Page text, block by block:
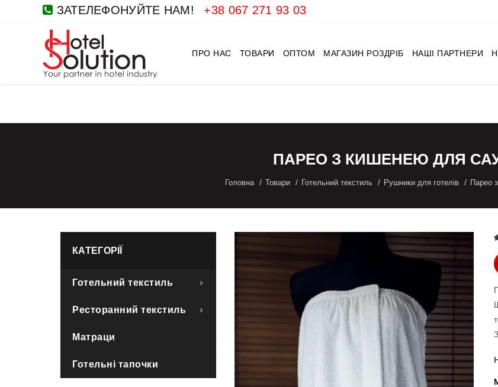
ЗАТЕЛЕФОНУЙТЕ НАМ! +38 067 271 93 03
ПРО НАС ТОВАРИ ОПТОМ МАГАЗИН РОЗДРІБ НАШІ ПАРТНЕРИ
ПАРЕО З КИШЕНЕЮ ДЛЯ
Головна Товари Готельний текстиль Рушники для готелів Парео
КАТЕГОРІЇ
Готельний текстиль
Ресторанний текстиль
Матраци
Готельні тапочки